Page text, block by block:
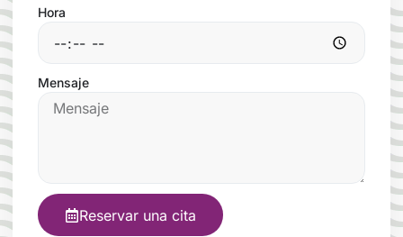
Hora
Mensaje
Reservar una cita